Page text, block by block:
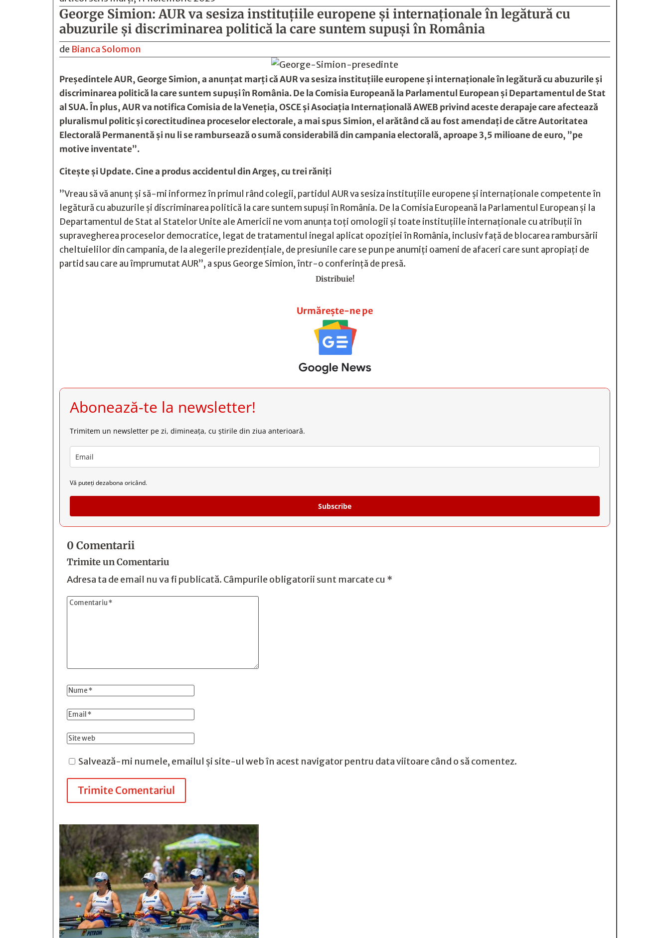
George Simion: AUR va sesiza instituţiile europene şi internaţionale în legătură cu
abuzurile şi discriminarea politică la care suntem supuşi în România
de Bianca Solomon
Preşedintele AUR, George Simion, a anunţat marţi că AUR va sesiza instituţiile europene şi internaţionale în legătură cu abuzurile şi
discriminarea politică la care suntem supuşi în România. De la Comisia Europeană la Parlamentul European şi Departamentul de Stat
al SUA. În plus, AUR va notifica Comisia de la Veneţia, OSCE şi Asociaţia Internaţională AWEB privind aceste derapaje care afectează
pluralismul politic şi corectitudinea proceselor electorale, a mai spus Simion, el arătând că au fost amendaţi de către Autoritatea
Electorală Permanentă şi nu li se rambursează o sumă considerabilă din campania electorală, aproape 3,5 milioane de euro, ”pe
motive inventate”.
Citește șiUpdate. Cine a produs accidentul din Argeș, cu trei răniți
”Vreau să vă anunţ şi să-mi informez în primul rând colegii, partidul AUR va sesiza instituţiile europene şi internaţionale competente în
legătură cu abuzurile şi discriminarea politică la care suntem supuşi în România. De la Comisia Europeană la Parlamentul European şi la
Departamentul de Stat al Statelor Unite ale Americii ne vom anunţa toţi omologii şi toate instituţiile internaţionale cu atribuţii în
supravegherea proceselor democratice, legat de tratamentul inegal aplicat opoziţiei în România, inclusiv faţă de blocarea rambursării
cheltuielilor din campania, de la alegerile prezidenţiale, de presiunile care se pun pe anumiţi oameni de afaceri care sunt apropiaţi de
partid sau care au împrumutat AUR”, a spus George Simion, într-o conferinţă de presă.
Distribuie!
Urmărește-ne pe
Abonează-te la newsletter!
Trimitem un newsletter pe zi, dimineața, cu știrile din ziua anterioară.
Vă puteți dezabona oricând.
Subscribe
0 Comentarii
Trimite un Comentariu
Adresa ta de email nu va fi publicată. Câmpurile obligatorii sunt marcate cu *
Salvează-mi numele, emailul și site-ul web în acest navigator pentru data viitoare când o să comentez.
Trimite Comentariul